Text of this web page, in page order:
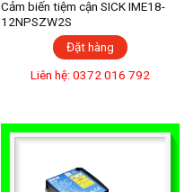
Cảm biến tiệm cận SICK IME18-
12NPSZW2S
Đặt hàng
Liên hệ: 0372 016 792